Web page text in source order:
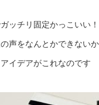
ッチリ固定かっこいい
声をなんとかできない
イデアがこれなのです